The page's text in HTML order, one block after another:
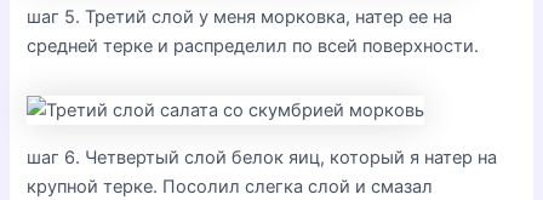
шаг 5. Третий слой у меня морковка, натер ее на
средней терке и распределил по всей поверхности.
шаг 6. Четвертый слой белок яиц, который я натер на
крупной терке. Посолил слегка слой и смазал